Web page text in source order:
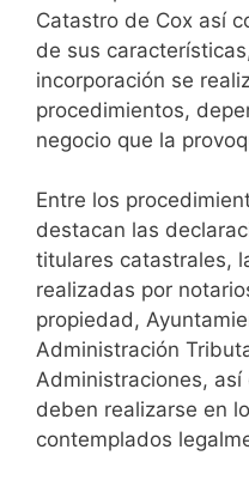
Catastro de Cox así
de sus
incorporación se
procedimientos,
negocio que la
Entre los
destacan las
titulares catastrales,
realizadas por
propiedad,
Administración
Administraciones,
deben realizarse en
contemplados